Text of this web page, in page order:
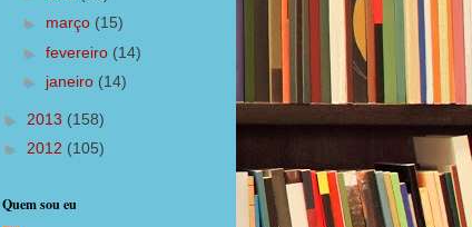
► março (15)
► fevereiro (14)
► janeiro (14)
► 2013 (158)
► 2012 (105)
Quem sou eu